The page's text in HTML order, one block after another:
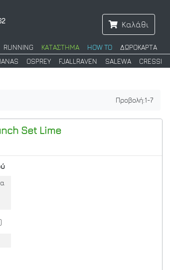
Καλάθι
RUNNING ΚΑΤΑΣΤΗΜΑ HOW TO
ΔΩΡΟΚΑΡΤΑ
OSPREY FJALLRAVEN SALEWA CRESSI
Προβολή:1-7
Set Lime